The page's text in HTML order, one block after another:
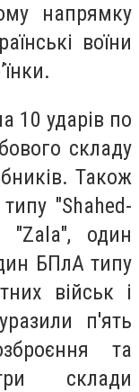
напрямку
воїни
10 ударів по
складу
Також
"Shahed-
один
БПлА типу
військ і
п'ять
та
склади